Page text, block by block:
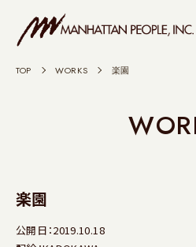
TOP > WORKS > 楽園
楽園
公開日：2019.10.18